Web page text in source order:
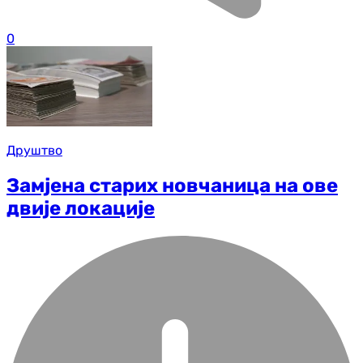
0
Друштво
Замјена старих новчаница на ове
двије локације